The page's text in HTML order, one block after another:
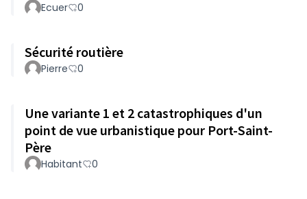
Ecuer 0
Sécurité routière
Pierre 0
Une variante 1 et 2 catastrophiques d'un
point de vue urbanistique pour Port-Saint-
Père
Habitant 0